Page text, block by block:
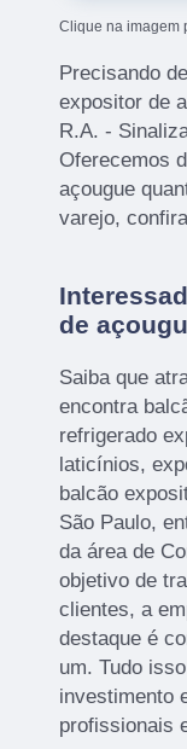
Clique na imagem
Precisando
expositor de
R.A. -
Oferecemos
açougue
varejo,
de
Saiba que
encontra
refrigerado
laticínios,
balcão
São Paulo,
da área de
objetivo de
clientes, a
destaque é
um. Tudo
investimento
profissionais